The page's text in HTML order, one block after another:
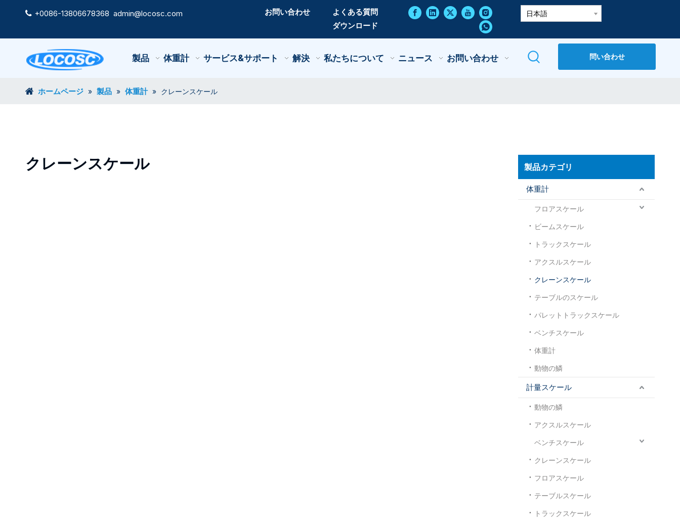
 +0086-13806678368 admin@locosc.com お問い合わせ
よくある質問
ダウンロード
日本語
製品 体重計 サービス&サポート 解決 私たちについて ニュース お問い合わせ 問い合わせ
ホームページ » 製品 » 体重計 » クレーンスケール
クレーンスケール 製品カテゴリ
体重計
フロアスケール
ビームスケール
トラックスケール
アクスルスケール
クレーンスケール
テーブルのスケール
パレットトラックスケール
ベンチスケール
体重計
動物の鱗
計量スケール
動物の鱗
アクスルスケール
ベンチスケール
クレーンスケール
フロアスケール
テーブルスケール
トラックスケール